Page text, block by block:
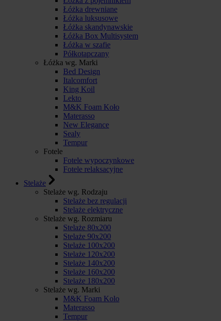
Łóżka drewniane
Łóżka luksusowe
Łóżka skandynawskie
Łóżka Box Multisystem
Łóżka w szafie
Półkotapczany
Łóżka wg. Marki
Bed Design
Italcomfort
King Koil
Lekto
M&K Foam Koło
Materasso
New Elegance
Sealy
Tempur
Fotele
Fotele wypoczynkowe
Fotele relaksacyjne
Stelaże
Stelaże wg. Rodzaju
Stelaże bez regulacji
Stelaże elektryczne
Stelaże wg. Rozmiaru
Stelaże 80x200
Stelaże 90x200
Stelaże 100x200
Stelaże 120x200
Stelaże 140x200
Stelaże 160x200
Stelaże 180x200
Stelaże wg. Marki
M&K Foam Kolo
Materasso
Tempur